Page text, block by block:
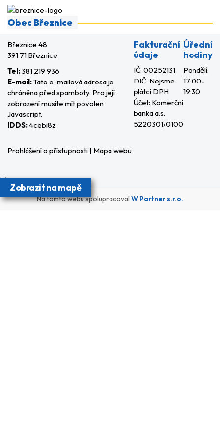
Obec Březnice
Březnice 48
391 71 Březnice
Tel:381 219 936
E-mail:Tato e-mailová adresa je
chráněna před spamboty. Pro její
zobrazení musíte mít povolen
Javascript.
IDDS:4cebi8z
Fakturační
údaje
IČ: 00252131
DIČ: Nejsme
plátci DPH
Účet: Komerční
banka a.s.
5220301/0100
Úřední
hodiny
Pondělí:
17:00-
19:30
Prohlášení o přístupnosti | Mapa webu
Zobrazit na mapě
Na tomto webu spolupracoval W Partner s.r.o.